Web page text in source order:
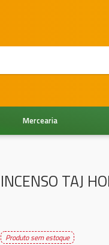
Mercearia
INCENSO TAJ
Produto sem estoque